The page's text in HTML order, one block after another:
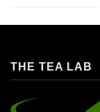
THE TEA LAB